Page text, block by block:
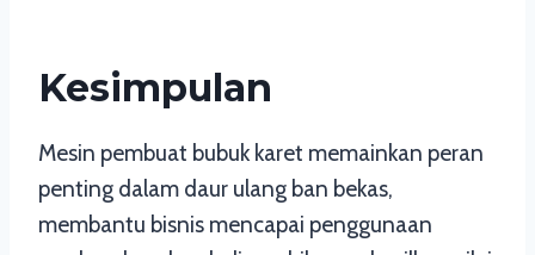
Kesimpulan
Mesin pembuat bubuk karet memainkan peran
penting dalam daur ulang ban bekas,
membantu bisnis mencapai penggunaan